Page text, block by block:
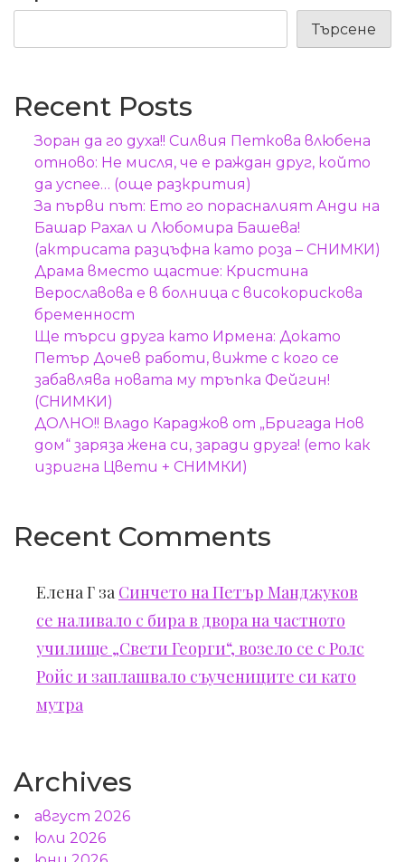
Търсене
Recent Posts
Зоран да го духа!! Силвия Петкова влюбена
отново: Не мисля, че е раждан друг, който
да успее… (още разкрития)
За първи път: Ето го порасналият Анди на
Башар Рахал и Любомира Башева!
(актрисата разцъфна като роза – СНИМКИ)
Драма вместо щастие: Кристина
Верославова е в болница с високорискова
бременност
Ще търси друга като Ирмена: Докато
Петър Дочев работи, вижте с кого се
забавлява новата му тръпка Фейгин!
(СНИМКИ)
ДОЛНО!! Владо Караджов от „Бригада Нов
дом“ заряза жена си, заради друга! (ето как
изригна Цвети + СНИМКИ)
Recent Comments
Елена Г за Синчето на Петър Манджуков
се наливало с бира в двора на частното
училище „Свети Георги“, возело се с Ролс
Ройс и заплашвало съучениците си като
мутра
Archives
август 2026
юли 2026